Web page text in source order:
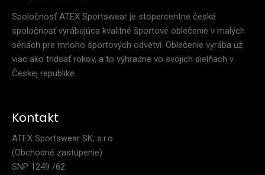
Dres MARY'S MEALS - dres pre dobrú vecDresy MARY'S
MEALS sú nielen symbolom športového správania a t..
Spoločnosť ATEX Sportswear je stopercentne česká
spoločnosť vyrábajúca kvalitné športové oblečenie v malých
sériách pre mnoho športových odvetví. Oblečenie vyrába už
viac ako tridsať rokov, a to výhradne vo svojich dielňach v
Českej republike.
Kontakt
ATEX Sportswear SK, s.r.o.
(Obchodné zastúpenie)
SNP 1249 /62